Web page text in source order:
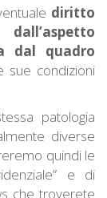
diritto
dal quadro
sue condizioni
patologia
diverse
quindi le
e di
che troverete